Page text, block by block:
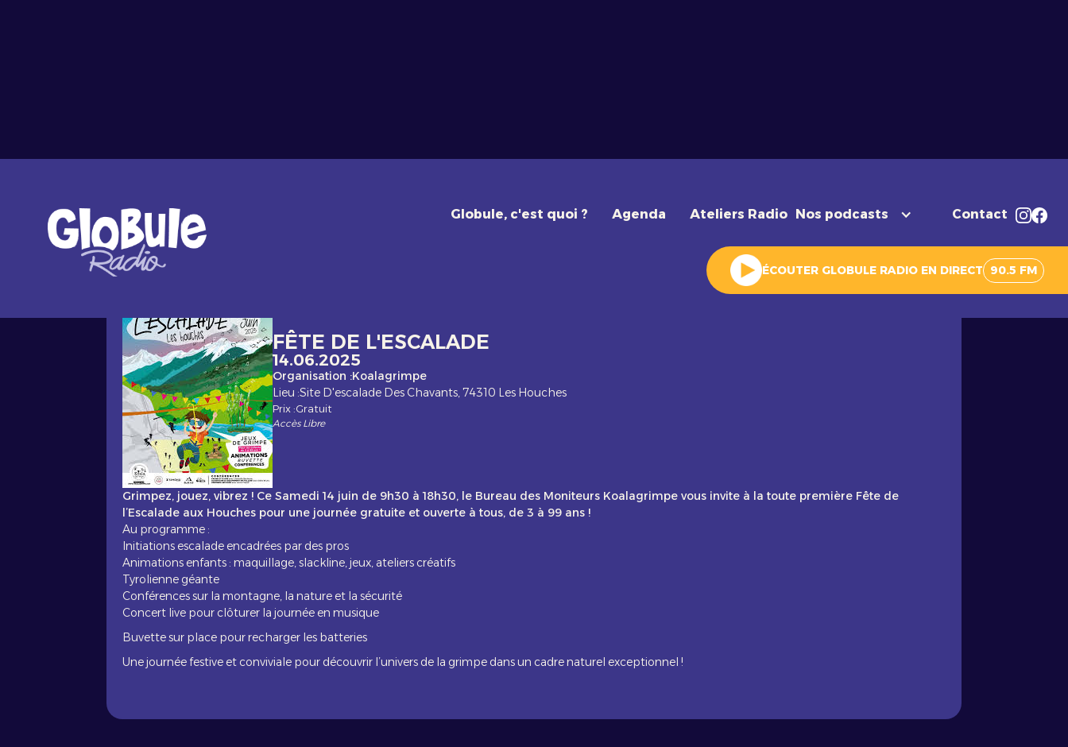
Globule, c'est quoi ? Agenda Ateliers Radio Nos podcasts Contact
ÉCOUTER GLOBULE RADIO EN DIRECT 90.5 FM
FÊTE DE L'ESCALADE
14.06.2025
Organisation :Koalagrimpe
Lieu :Site D'escalade Des Chavants, 74310 Les Houches
Prix :Gratuit
Accès Libre
Grimpez, jouez, vibrez ! Ce Samedi 14 juin de 9h30 à 18h30, le Bureau des Moniteurs Koalagrimpe vous invite à la toute première Fête de
l’Escalade aux Houches pour une journée gratuite et ouverte à tous, de 3 à 99 ans !
Au programme :
Initiations escalade encadrées par des pros
Animations enfants : maquillage, slackline, jeux, ateliers créatifs
Tyrolienne géante
Conférences sur la montagne, la nature et la sécurité
Concert live pour clôturer la journée en musique
Buvette sur place pour recharger les batteries
Une journée festive et conviviale pour découvrir l’univers de la grimpe dans un cadre naturel exceptionnel !